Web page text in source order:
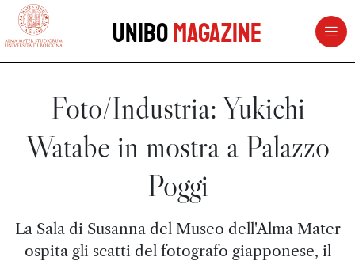
vai al contenuto della pagina
UniboMagazine
Foto/Industria: Yukichi
Watabe in mostra a Palazzo
Poggi
La Sala di Susanna del Museo dell'Alma Mater
ospita gli scatti del fotografo giapponese, il